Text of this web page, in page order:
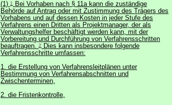
(1) 1
Bei Vorhaben nach § 11a kann die zuständige
Behörde auf Antrag oder mit Zustimmung des Trägers des
Vorhabens und auf dessen Kosten in jeder Stufe des
Verfahrens einen Dritten als Projektmanager, der als
Verwaltungshelfer beschäftigt werden kann, mit der
Vorbereitung und Durchführung von Verfahrensschritten
beauftragen. 2
Dies kann insbesondere folgende
Verfahrensschritte umfassen:
1. die Erstellung von Verfahrensleitplänen unter
Bestimmung von Verfahrensabschnitten und
Zwischenterminen,
2. die Fristenkontrolle,